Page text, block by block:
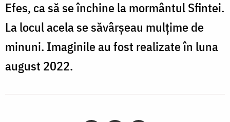
Efes, ca să se închine la mormântul Sfintei.
La locul acela se săvârșeau mulțime de
minuni. Imaginile au fost realizate în luna
august 2022.